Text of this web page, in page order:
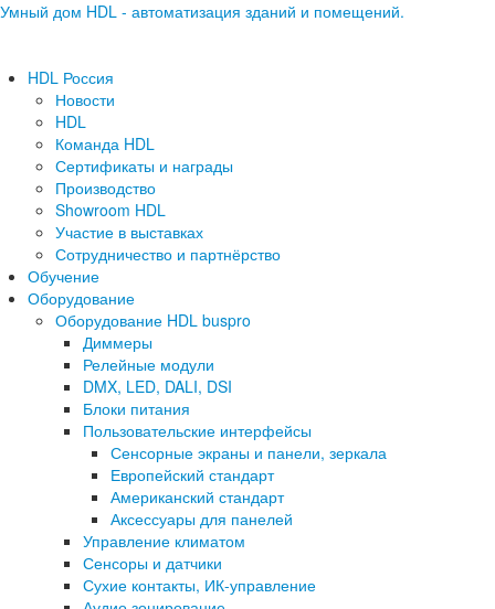
Умный дом HDL - автоматизация зданий и помещений.
HDL Россия
Новости
HDL
Команда HDL
Сертификаты и награды
Производство
Showroom HDL
Участие в выставках
Сотрудничество и партнёрство
Обучение
Оборудование
Оборудование HDL buspro
Диммеры
Релейные модули
DMX, LED, DALI, DSI
Блоки питания
Пользовательские интерфейсы
Сенсорные экраны и панели, зеркала
Европейский стандарт
Американский стандарт
Аксессуары для панелей
Управление климатом
Сенсоры и датчики
Сухие контакты, ИК-управление